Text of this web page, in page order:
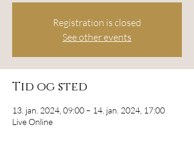
Registration is closed
See other events
Tid og sted
13. jan. 2024, 09:00 – 14. jan. 2024, 17:00
Live Online